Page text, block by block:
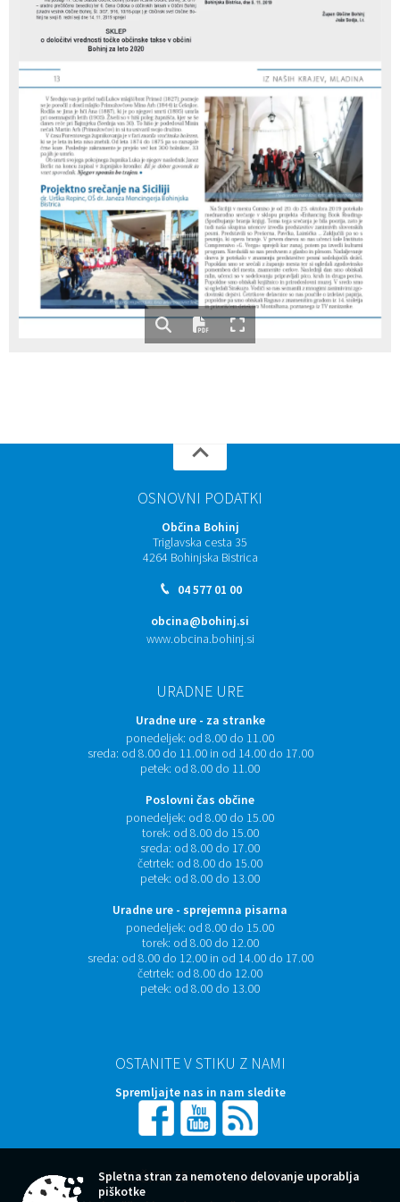
V Srednjo vas je prišel tudi Lukov mlajši brat Primož (1827); pozneje
se je poročil z dosti mlajšo Primožovčovo Mino Arh (1844) iz Češnjice.
Rodila se jima je hči Ana (1887), ki je po njegovi smrti (1895) umrla
pri osemnajstih letih (1905). Živeli so v hiši poleg župnišča, kjer se še
danes reče pri Bajtnjeku (Srednja vas 30). To hišo je podedoval Minin
nečak Martin Arh (Primožovčov) in si tu ustvaril svojo družino.
V času Porentovega župnikovanja je v fari morila vročinska bolezen,
ki se je leta in leta niso znebili. Od leta 1874 do 1875 pa so razsajale
črne koze. Poslednje zakramente je prejelo več kot 300 bolnikov, 33
pa jih je umrlo.
Ob smrti svojega pokojnega župnika Luka je njegov naslednik Janez
Berlic na koncu zapisal v župnijsko kroniko: Bil je dober govornik in
vnet spovednik. Njegov spomin bo trajen. ・
Projektno srečanje na Siciliji
dr. Urška Repinc, OŠ dr. Janeza Mencingerja Bohinjska
Bistrica
Na Siciliji v mestu Comiso je od 20. do 25. oktobra 2019 potekalo
mednarodno  srečanje  v  sklopu  projekta  »Enhancing  Book  Reading«
(Spodbujanje branja knjig). Tema tega srečanja je bila poezija, zato je
tudi naša skupina učencev izvedla predstavitev zanimivih slovenskih
pesmi. Predstavili so Prešerna, Pavčka, Lainščka ... Zaključili pa so s
pesmijo, ki opeva branje. V prvem dnevu so nas učenci šole Instituto
Comprensivo »G. Verga« sprejeli kar zunaj, potem pa izvedli kulturni
program. Navdušili so nas predvsem z glasbo in plesom. Nadaljevanje
dneva je potekalo v znamenju predstavitve pesmi sodelujočih dežel.
Popoldan smo se srečali z županjo mesta ter si ogledali zgodovinsko
pomemben del mesta, znamenite cerkve. Naslednji dan smo obiskali
mlin, učenci so v sodelovanju pripravljali pico, kruh in druga peciva.
Popoldne smo obiskali knjižnico in prirodoslovni muzej. V sredo smo
si ogledali Sirakuzo. Vodiči so nas seznanili z mnogimi zanimivimi zgo­
dovinski dejstvi. Četrtkove delavnice so nas poučile o izdelavi papirja,
popoldne pa smo obiskali Raguso z znamenitim gradom iz 14. stoletja
in prizoriščem detektiva Montalbana, poznanega iz TV nanizanke.
13 iz naših krajev, mladina
– uradno prečiščeno besedilo) ter 6. člena Odloka o občinskih taksah v Občini Bohinj
(Uradni vestnik Občine Bohinj, št. 3/07, 9/16, 10/16-popr.) je Občinski svet Občine Bo-
hinj na svoji 8. redni seji dne 14. 11. 2019 sprejel
SKLEP
o določitvi vrednosti točke občinske takse v občini
Bohinj za leto 2020
Bohinjska Bistrica, dne 5. 11. 2019
Župan Občine Bohinj
Jože Sodja, l.r.
Prisrčen sprejem pred šolo, foto: arhiv osnovne šole
Predstavniki naše šole, foto: arhiv osnovne šole
OSNOVNI PODATKI
Občina Bohinj
Triglavska cesta 35
4264 Bohinjska Bistrica
04 577 01 00
obcina@bohinj.si
www.obcina.bohinj.si
URADNE URE
Uradne ure - za stranke
ponedeljek: od 8.00 do 11.00
sreda: od 8.00 do 11.00 in od 14.00 do 17.00
petek: od 8.00 do 11.00
Poslovni čas občine
ponedeljek: od 8.00 do 15.00
torek: od 8.00 do 15.00
sreda: od 8.00 do 17.00
četrtek: od 8.00 do 15.00
petek: od 8.00 do 13.00
Uradne ure - sprejemna pisarna
ponedeljek: od 8.00 do 15.00
torek: od 8.00 do 12.00
sreda: od 8.00 do 12.00 in od 14.00 do 17.00
četrtek: od 8.00 do 12.00
petek: od 8.00 do 13.00
OSTANITE V STIKU Z NAMI
Spremljajte nas in nam sledite
NAROČITE SE NA E-OBVESTILA
Spletna stran za nemoteno delovanje uporablja
piškotke
Prostorski dokumenti
Proračunski dokumenti
Občinski predpisi
Skupna občinska uprava
Civilna zaščita in požarna varnost
Kontakt
Pogosta vprašanja
Lokacije defibrilatorjev
Merilniki hitrosti
Števec kolesarjev
Hišna in ledinska imena